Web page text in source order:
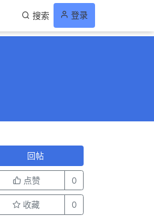
搜索 登录
回帖
点赞 0
收藏 0